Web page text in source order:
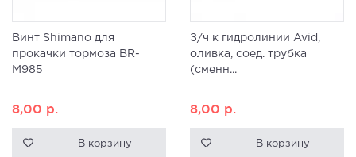
Винт Shimano для
прокачки тормоза BR-
M985
8,00 р.
В корзину
З/ч к гидролинии Avid,
оливка, соед. трубка
(сменн...
8,00 р.
В корзину